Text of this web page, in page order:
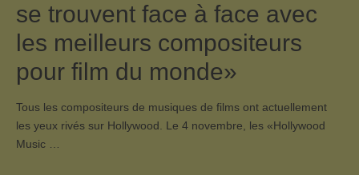
se trouvent face à face avec
les meilleurs compositeurs
pour film du monde»
Tous les compositeurs de musiques de films ont actuellement
les yeux rivés sur Hollywood. Le 4 novembre, les «Hollywood
Music …